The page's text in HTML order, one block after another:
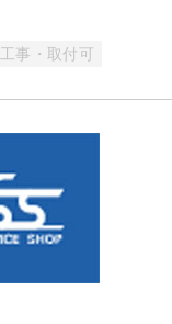
工事・取付可